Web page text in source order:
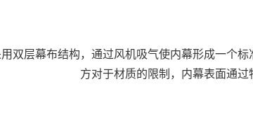
双层幕布结构，通过风机吸气使内幕形成一个
方对于材质的限制，内幕表面通过